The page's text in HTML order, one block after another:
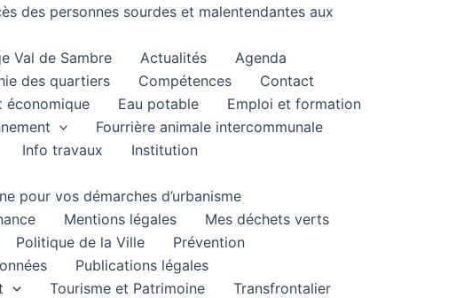
des personnes sourdes et malentendantes aux
Val de Sambre Actualités
Agenda
des quartiers Compétences
Contact
économique Eau potable
Emploi et formation
Fourrière animale intercommunale
Info travaux
Institution
pour vos démarches d’urbanisme
Mentions légales
Mes déchets verts
Politique de la Ville
Prévention
Publications légales
Tourisme et Patrimoine
Transfrontalier